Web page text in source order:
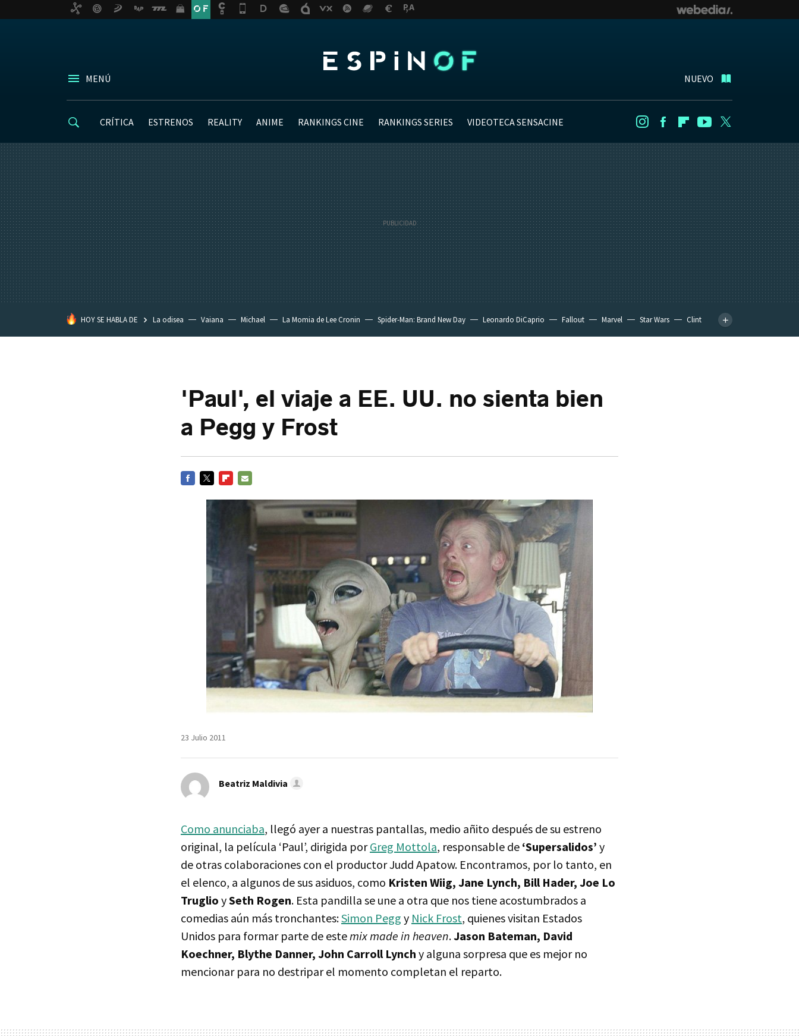
MENÚ NUEVO
CRÍTICA ESTRENOS REALITY ANIME RANKINGS CINE RANKINGS SERIES VIDEOTECA SENSACINE InstagramFacebookFlipboard
Youtube
HOY SE HABLA DE La odisea Vaiana Michael La Momia de Lee Cronin Spider-Man: Brand New Day Leonardo DiCaprio Fallout Marvel Star Wars
Clint
'Paul', el viaje a EE. UU. no sienta bien
a Pegg y Frost
MAIL
23 Julio 2011
Beatriz Maldivia
Como anunciaba, llegó ayer a nuestras pantallas, medio añito después de su estreno
original, la película ‘Paul’, dirigida porGreg Mottola, responsable de ‘Supersalidos’ y
de otras colaboraciones con el productor Judd Apatow. Encontramos, por lo tanto, en
el elenco, a algunos de sus asiduos, como Kristen Wiig, Jane Lynch, Bill Hader, Joe Lo
Truglio ySeth Rogen. Esta pandilla se une a otra que nos tiene acostumbrados a
comedias aún más tronchantes:Simon Pegg y Nick Frost, quienes visitan Estados
Unidos para formar parte de estemix made in heaven.Jason Bateman, David
Koechner, Blythe Danner, John Carroll Lynch y alguna sorpresa que es mejor no
mencionar para no destripar el momento completan el reparto.